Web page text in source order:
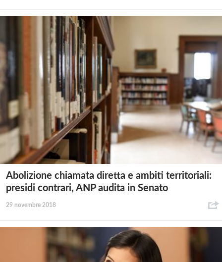
Abolizione chiamata diretta e ambiti territoriali:
presidi contrari, ANP audita in Senato
29 novembre 2018